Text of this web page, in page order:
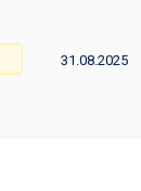
31.08.2025